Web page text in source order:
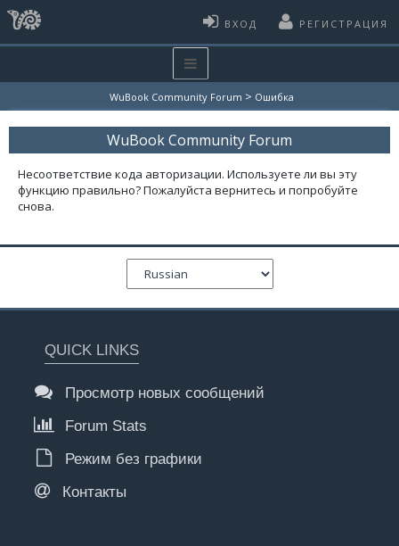
ВХОД РЕГИСТРАЦИЯ
WuBook Community Forum > Ошибка
WuBook Community Forum
Несоответствие кода авторизации. Используете ли вы эту
функцию правильно? Пожалуйста вернитесь и попробуйте
снова.
QUICK LINKS
Просмотр новых сообщений
Forum Stats
Режим без графики
Контакты